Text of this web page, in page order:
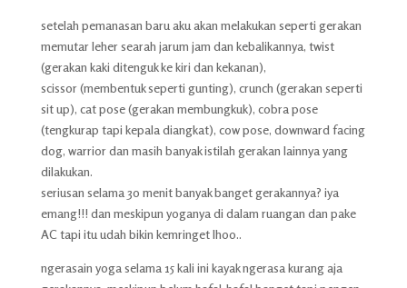
setelah pemanasan baru aku akan melakukan seperti gerakan
memutar leher searah jarum jam dan kebalikannya, twist
(gerakan kaki ditenguk ke kiri dan kekanan),
scissor (membentuk seperti gunting), crunch (gerakan seperti
sit up), cat pose (gerakan membungkuk), cobra pose
(tengkurap tapi kepala diangkat), cow pose, downward facing
dog, warrior dan masih banyak istilah gerakan lainnya yang
dilakukan.
seriusan selama 30 menit banyak banget gerakannya? iya
emang!!! dan meskipun yoganya di dalam ruangan dan pake
AC tapi itu udah bikin kemringet lhoo..
ngerasain yoga selama 15 kali ini kayak ngerasa kurang aja